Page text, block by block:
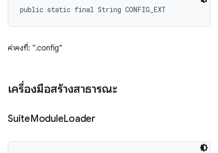
public static final String CONFIG_EXT
ค่าคงที่: ".config"
เครื่องมือสร้างสาธารณะ
SuiteModuleLoader